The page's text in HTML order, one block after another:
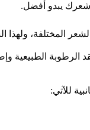
يبدو أفضل.
المختلفة، ولهذا
الطبيعية
للآتي: